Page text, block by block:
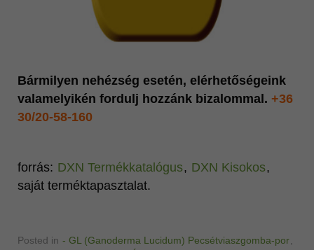
Bármilyen nehézség esetén, elérhetőségeink
valamelyikén fordulj hozzánk bizalommal. +36
30/20-58-160
forrás: DXN Termékkatalógus, DXN Kisokos,
saját terméktapasztalat.
Posted in - GL (Ganoderma Lucidum) Pecsétviaszgomba-por